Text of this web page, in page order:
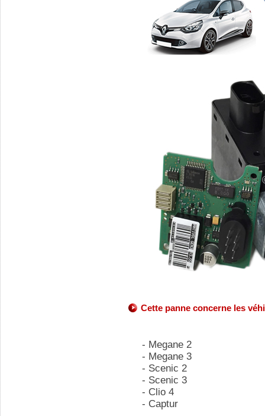
Cette panne concerne les
- Megane 2
- Megane 3
- Scenic 2
- Scenic 3
- Clio 4
- Captur